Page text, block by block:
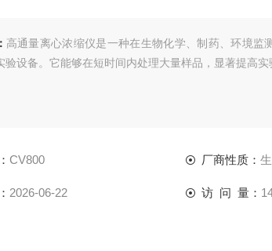
高通量离心浓缩仪是一种在生物化学、制药、环境监
验设备。它能够在短时间内处理大量样品，显著提高实
CV800 厂商性质：
2026-06-22 访 问 量：